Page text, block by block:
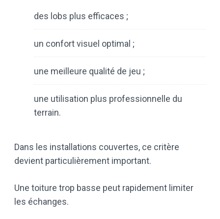
des lobs plus efficaces ;
un confort visuel optimal ;
une meilleure qualité de jeu ;
une utilisation plus professionnelle du
terrain.
Dans les installations couvertes, ce critère
devient particulièrement important.
Une toiture trop basse peut rapidement limiter
les échanges.